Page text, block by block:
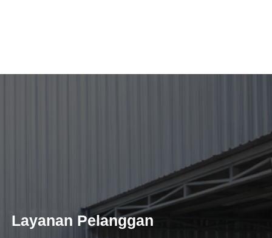
Layanan Pelanggan